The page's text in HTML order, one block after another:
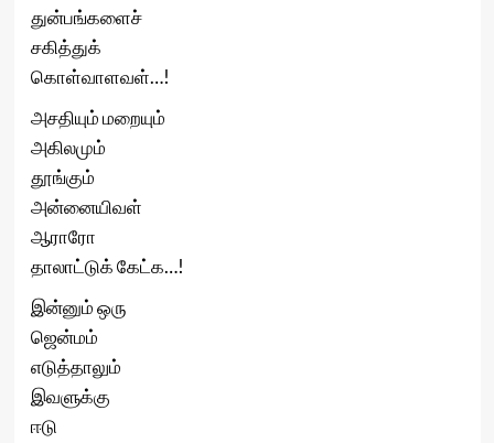
துன்பங்களைச்
சகித்துக்
கொள்வாளவள்…!
அசதியும் மறையும்
அகிலமும்
தூங்கும்
அன்னையிவள்
ஆராரோ
தாலாட்டுக் கேட்க…!
இன்னும் ஒரு
ஜென்மம்
எடுத்தாலும்
இவளுக்கு
ஈடு